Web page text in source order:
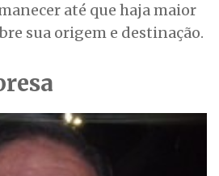
até que haja maior
sua origem e destinação.